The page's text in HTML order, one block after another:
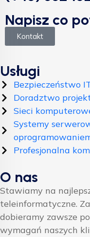
Napisz co
Kontakt
Usługi
Bezpieczeństwo
Doradztwo
Sieci
Systemy
Profesjonalna
O nas
Stawiamy na
teleinformatyczne.
dobieramy zawsze
wymagań naszych